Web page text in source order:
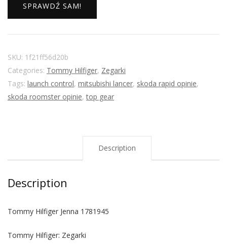
SPRAWDŹ SAM!
SKU: 1f21ff56d20b
Categories: Tommy Hilfiger, Zegarki
Tags: launch control, mitsubishi lancer, skoda rapid opinie,
skoda roomster opinie,top gear
Description
Description
Tommy Hilfiger Jenna 1781945
Tommy Hilfiger: Zegarki